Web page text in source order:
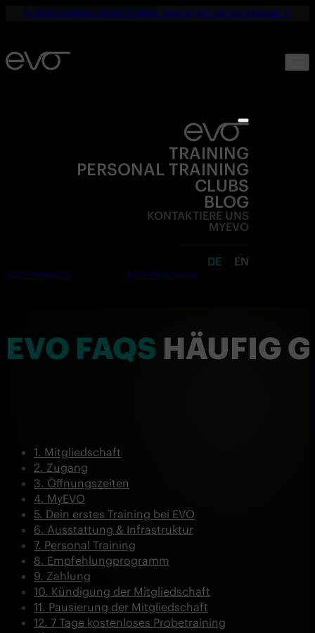
☀️ DEIN SOMMER. DEINE FITNESS. NUR 19,90€ BIS SEPTEMBER. 💪
TRAINING
PERSONAL TRAINING
CLUBS
BLOG
KONTAKTIERE UNS
MYEVO
DE EN
Jetzt anmelden Kostenlos testen
EVO FAQS HÄUFIG
Mitgliedschaft
Zugang
Öffnungszeiten
MyEVO
Dein erstes Training bei EVO
Ausstattung & Infrastruktur
Personal Training
Empfehlungprogramm
Zahlung
Kündigung der Mitgliedschaft
Pausierung der Mitgliedschaft
7 Tage kostenloses Probetraining